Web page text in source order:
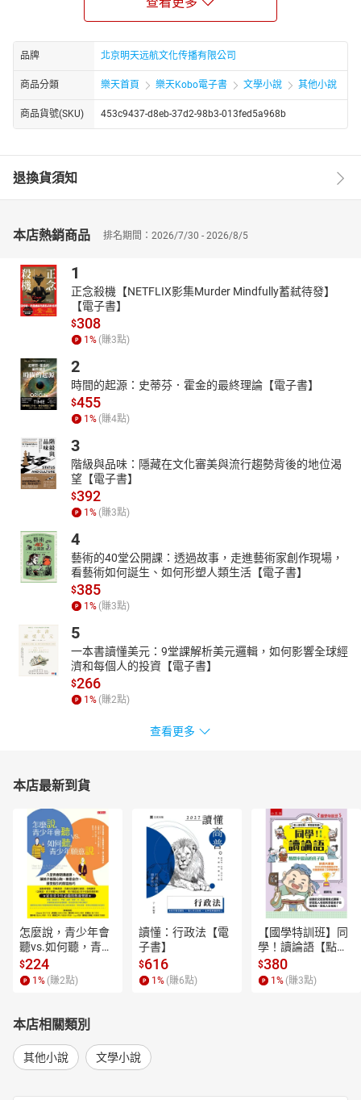
马赛鼠疫流行，引起了人们的特别关注。可以说，笛福的作品满足
写个人在不利的环境中克服困难。他的主人公有聪明才智，充满活
力，不信天命，相信“常识”。情节结构不落斧凿痕迹。笛福尤其擅长
描写环境，细节逼真，虚构的情景写得使人如身临其境。
品牌 北京明天远航文化传播有限公司
商品分類 樂天首頁 樂天Kobo電子書 文學小說 其他小說
商品貨號(SKU) 453c9437-d8eb-37d2-98b3-013fed5a968b
退換貨須知
本店熱銷商品 排名期間：2026/7/30 - 2026/8/5
1
正念殺機【NETFLIX影集Murder Mindfully蓄弒待發】
【電子書】
$308
1 % (賺3點)
2
時間的起源：史蒂芬．霍金的最終理論【電子書】
$455
1 % (賺4點)
3
階級與品味：隱藏在文化審美與流行趨勢背後的地位渴
望【電子書】
$392
1 % (賺3點)
4
藝術的40堂公開課：透過故事，走進藝術家創作現場，
看藝術如何誕生、如何形塑人類生活【電子書】
$385
1 % (賺3點)
5
一本書讀懂美元：9堂課解析美元邏輯，如何影響全球經
濟和每個人的投資【電子書】
$266
1 % (賺2點)
查看更多
本店最新到貨
怎麼說，青少年會
聽vs.如何聽，青少
年願意說【電子
書】
$224
1 % (賺2點)
讀懂：行政法【電
子書】
$616
1 % (賺6點)
【國學特訓班】同
學！讀論語【點閱
率最高的孔子篇】
逗趣的文配圖情境
式講解，學習聖人
$380
1 % (賺3點)
本店相關類別
其他小說 文學小說